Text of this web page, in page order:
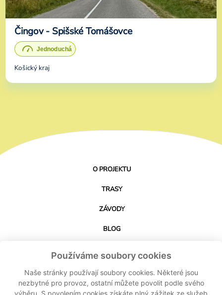
Používáme soubory cookies
Naše stránky používají soubory cookies. Některé jsou
nezbytné pro provoz, ostatní můžete povolit podle svého
výběru. S povolením cookies získáte plný zážitek ze služeb
Čingov - Spišské Tomášovce
Košický kraj
O PROJEKTU
TRASY
ZÁVODY
BLOG
KONTAKT